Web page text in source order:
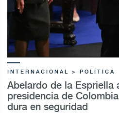
INTERNACIONAL > POLÍTICA
Abelardo de la Espriella
presidencia de
dura en seguridad